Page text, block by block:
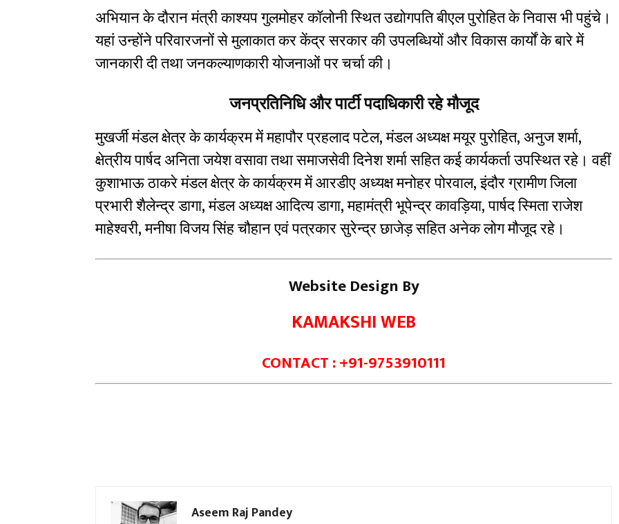
अभियान के दौरान मंत्री काश्यप गुलमोहर कॉलोनी स्थित उद्योगपति बीएल पुरोहित के निवास भी पहुंचे।
यहां उन्होंने परिवारजनों से मुलाकात कर केंद्र सरकार की उपलब्धियों और विकास कार्यों के बारे में
जानकारी दी तथा जनकल्याणकारी योजनाओं पर चर्चा की।
जनप्रतिनिधि और पार्टी पदाधिकारी रहे मौजूद
मुखर्जी मंडल क्षेत्र के कार्यक्रम में महापौर प्रहलाद पटेल, मंडल अध्यक्ष मयूर पुरोहित, अनुज शर्मा,
क्षेत्रीय पार्षद अनिता जयेश वसावा तथा समाजसेवी दिनेश शर्मा सहित कई कार्यकर्ता उपस्थित रहे। वहीं
कुशाभाऊ ठाकरे मंडल क्षेत्र के कार्यक्रम में आरडीए अध्यक्ष मनोहर पोरवाल, इंदौर ग्रामीण जिला
प्रभारी शैलेन्द्र डागा, मंडल अध्यक्ष आदित्य डागा, महामंत्री भूपेन्द्र कावड़िया, पार्षद स्मिता राजेश
माहेश्वरी, मनीषा विजय सिंह चौहान एवं पत्रकार सुरेन्द्र छाजेड़ सहित अनेक लोग मौजूद रहे।
Website Design By
KAMAKSHI WEB
CONTACT : +91-9753910111
Aseem Raj Pandey